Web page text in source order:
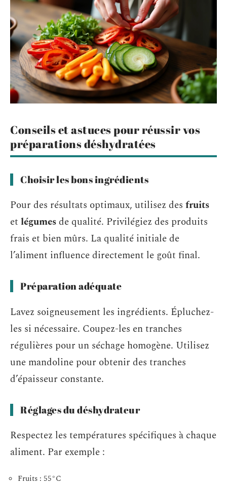
Conseils et astuces pour réussir vos
préparations déshydratées
Choisir les bons ingrédients
Pour des résultats optimaux, utilisez des fruits
et légumesde qualité. Privilégiez des produits
frais et bien mûrs. La qualité initiale de
l’aliment influence directement le goût final.
Préparation adéquate
Lavez soigneusement les ingrédients. Épluchez-
les si nécessaire. Coupez-les en tranches
régulières pour un séchage homogène. Utilisez
une mandoline pour obtenir des tranches
d’épaisseur constante.
Réglages du déshydrateur
Respectez les températures spécifiques à chaque
aliment. Par exemple :
Fruits : 55°C